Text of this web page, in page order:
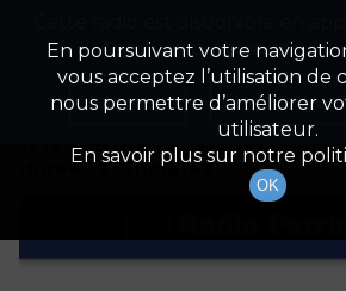
Détails De L'épisode
11 février 2021
à 17h10
durée : 22 minutes
En poursuivant votre
vous acceptez l’utilisation de
nous permettre d’améliorer
utilisateur.
En savoir plus sur notre
OK
Appuyez ci-dessous
Non merci Télécharger